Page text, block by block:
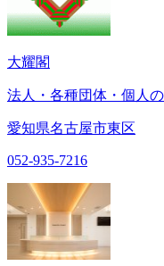
大耀閣
法人・各種団体・個人
愛知県名古屋市東区
052-935-7216